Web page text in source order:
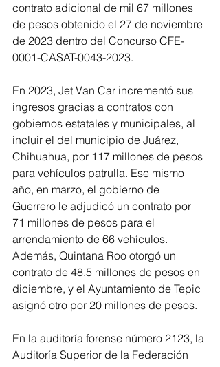
contrato adicional de mil 67 millones
de pesos obtenido el 27 de noviembre
de 2023 dentro del Concurso CFE-
0001-CASAT-0043-2023.
En 2023, Jet Van Car incrementó sus
ingresos gracias a contratos con
gobiernos estatales y municipales, al
incluir el del municipio de Juárez,
Chihuahua, por 117 millones de pesos
para vehículos patrulla. Ese mismo
año, en marzo, el gobierno de
Guerrero le adjudicó un contrato por
71 millones de pesos para el
arrendamiento de 66 vehículos.
Además, Quintana Roo otorgó un
contrato de 48.5 millones de pesos en
diciembre, y el Ayuntamiento de Tepic
asignó otro por 20 millones de pesos.
En la auditoría forense número 2123, la
Auditoría Superior de la Federación